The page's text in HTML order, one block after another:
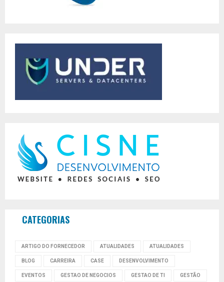
CATEGORIAS
ARTIGO DO FORNECEDOR ATUALIDADES ATUALIDADES
BLOG CARREIRA CASE DESENVOLVIMENTO
EVENTOS GESTAO DE NEGOCIOS GESTAO DE TI GESTÃO